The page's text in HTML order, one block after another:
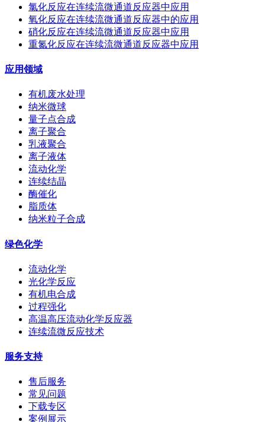
氯化反应在连续流微通道反应器中应用
氧化反应在连续流微通道反应器中的应用
硝化反应在连续流微通道反应器中应用
重氮化反应在连续流微通道反应器中应用
应用领域
有机废水处理
纳米微球
量子点合成
离子聚合
乳液聚合
离子液体
流动化学
连续结晶
酶催化
脂质体
纳米粒子合成
绿色化学
流动化学
光化学反应
有机电合成
过程强化
高温高压流动化学反应器
连续流微反应技术
服务支持
售后服务
常见问题
下载专区
案例展示